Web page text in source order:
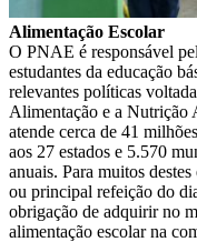
Alimentação Escolar
O PNAE é responsável
estudantes da educação
relevantes políticas
Alimentação e a
atende cerca de 41
aos 27 estados e 5.570
anuais. Para muitos
ou principal refeição do
obrigação de adquirir no
alimentação escolar na